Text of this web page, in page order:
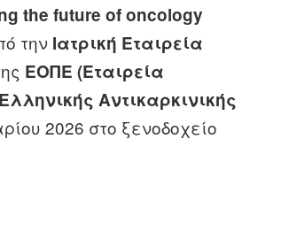
thefutureofoncology
την Ιατρική Εταιρεία
ΕΟΠΕ (Εταιρεία
Ελληνικής Αντικαρκινικής
2026 στο ξενοδοχείο